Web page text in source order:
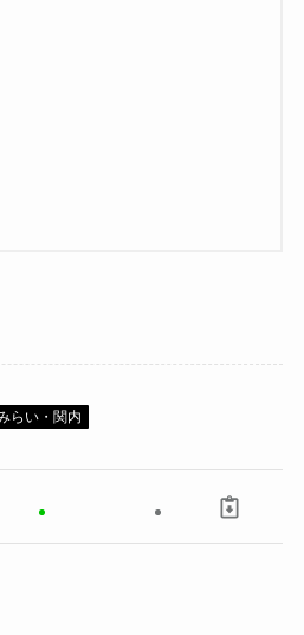
らい・関内